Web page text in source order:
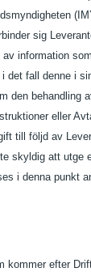
sig
information
det fall denne i
behandling
eller
till följd av
skyldig att utge
i denna punkt
kommer efter